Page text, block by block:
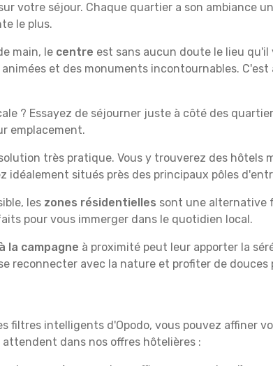
votre séjour. Chaque quartier a son ambiance
le plus.
main, le centre est sans aucun doute le lieu qu'il
et des monuments incontournables.
? Essayez de séjourner juste à côté des
emplacement.
très pratique. Vous y trouverez des hôtels
idéalement situés près des principaux pôles
les zones résidentielles sont une alternative
pour vous immerger dans le quotidien local.
la campagne à proximité peut leur apporter la
reconnecter avec la nature et profiter de douces
filtres intelligents d'Opodo, vous pouvez affiner
attendent dans nos offres hôtelières :